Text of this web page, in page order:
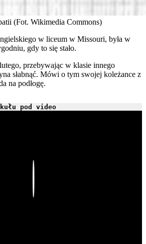
(Fot. Wikimedia Commons)
w liceum w Missouri, była w
gdy to się stało.
przebywając w klasie innego
słabnąć. Mówi o tym swojej koleżance z
na podłogę.
pod video